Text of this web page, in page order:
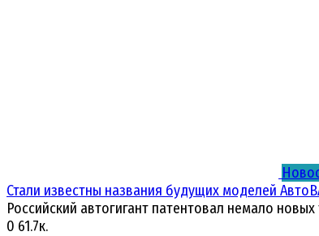
Стали известны названия будущих моделей
Российский автогигант патентовал немало
0 61.7к.